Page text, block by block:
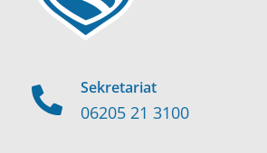
Sekretariat
06205 21 3100